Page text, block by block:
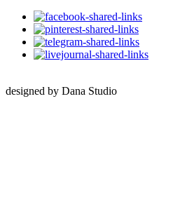
designed by Dana Studio